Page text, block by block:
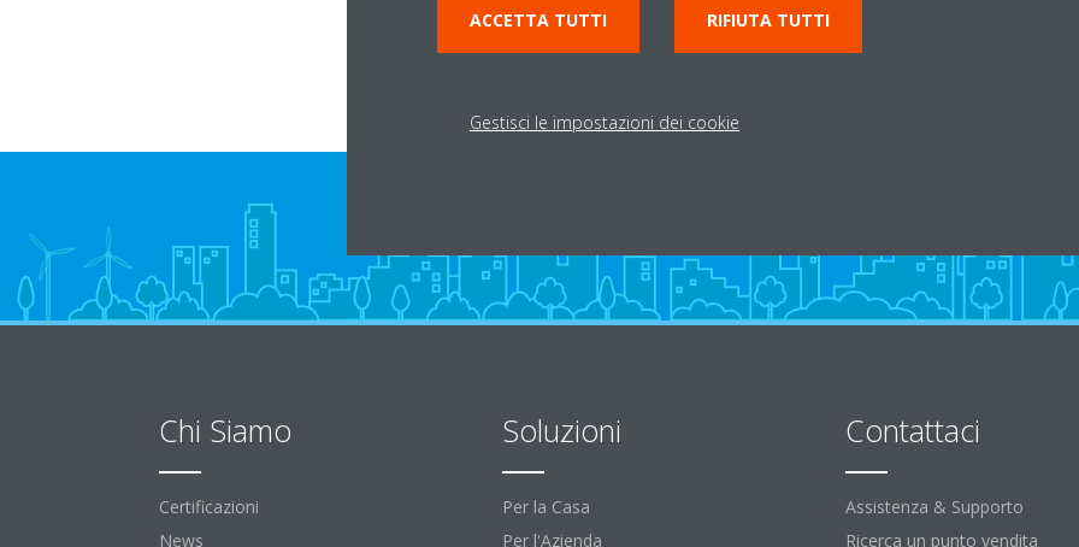
Chi Siamo
Certificazioni
News
Soluzioni
Per la Casa
Per l'Azienda
Contattaci
Assistenza & Supporto
Ricerca un punto vendita
ACCETTA TUTTI RIFIUTA TUTTI
Gestisci le impostazioni dei cookie